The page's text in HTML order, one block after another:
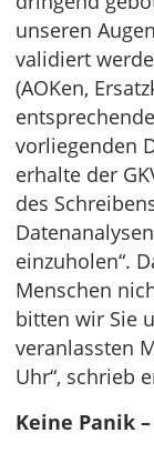
unseren
validiert
(AOKen,
vorliegenden
erhalte der
des
einzuholen“.
Menschen
bitten wir Sie
veranlassten
Uhr“, schrieb
Keine Panik